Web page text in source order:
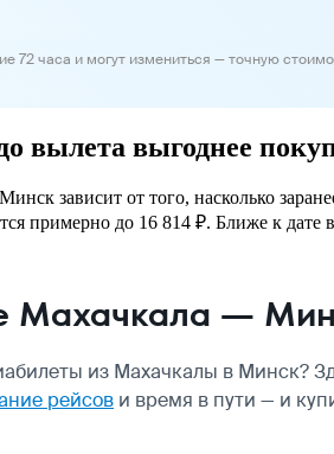
72 часа и могут измениться — точную
вылета выгоднее
зависит от того, насколько
примерно до 16 814 ₽. Ближе к дате
Махачкала —
из Махачкалы в Минск?
рейсов и время в пути — и